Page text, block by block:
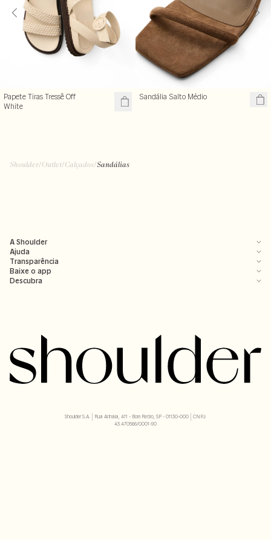
Papete Tiras Tressê Off
White
Sandália Salto Médio
Shoulder/Outlet/Calçados/Sandálias
A Shoulder
Ajuda
Transparência
Baixe o app
Descubra
Shoulder S.A. | Rua Anhaia, 411 - Bom Retiro, SP - 01130-000 | CNPJ:
43.470566/0001-90